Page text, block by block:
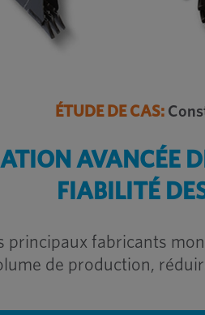
ÉTUDE DE CAS:
AVANCÉE
FIABILITÉ
principaux fabricants
de production,